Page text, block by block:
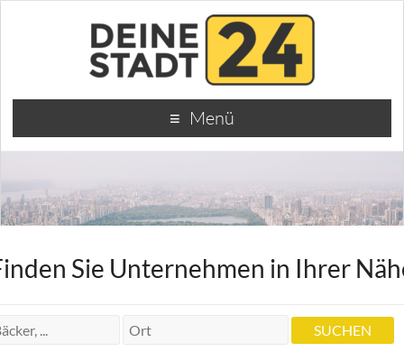
Menü
Sie Unternehmen in Ihrer